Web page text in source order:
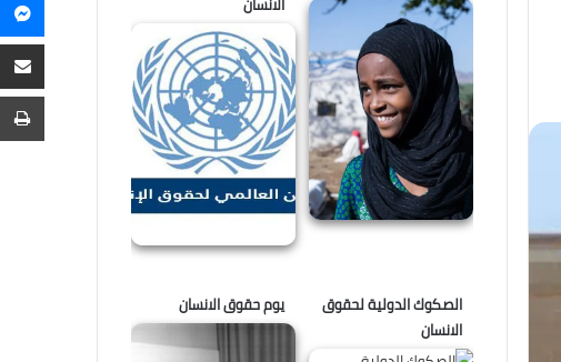
الصكوك الدولية لحقوق
الانسان
يوم حقوق الانسان